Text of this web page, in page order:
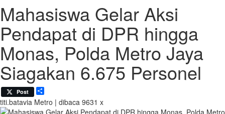
Mahasiswa Gelar Aksi
Pendapat di DPR hingga
Monas, Polda Metro Jaya
Siagakan 6.675 Personel
Post
titi.batavia Metro | dibaca 9631 x